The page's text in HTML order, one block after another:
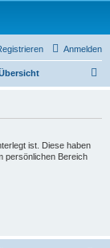
Anmelden
ist. Diese haben
persönlichen Bereich